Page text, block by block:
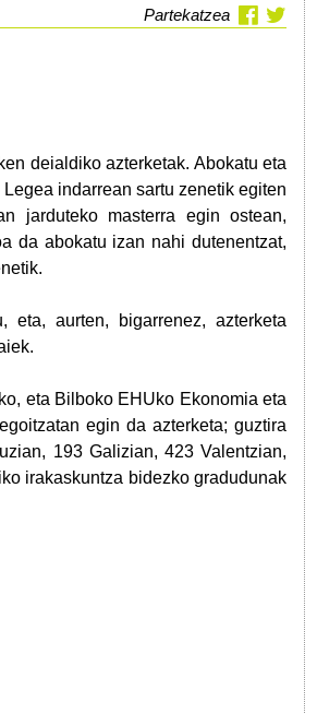
Partekatzea
deialdiko azterketak. Abokatu eta
indarrean sartu zenetik egiten
jarduteko masterra egin ostean,
da abokatu izan nahi dutenentzat,
eta, aurten, bigarrenez, azterketa
eta Bilboko EHUko Ekonomia eta
egin da azterketa; guztira
193 Galizian, 423 Valentzian,
irakaskuntza bidezko gradudunak